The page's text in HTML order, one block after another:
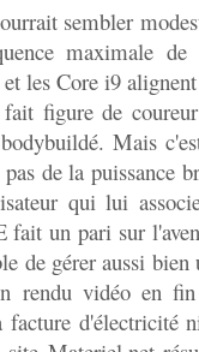
sembler
maximale de
les Core i9
figure de
Mais
de la puissance
qui lui
fait un pari sur
de gérer aussi bien
rendu vidéo en
facture d'électricité